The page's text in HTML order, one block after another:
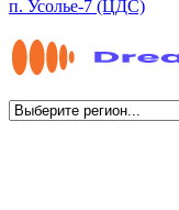
п. Усолье-7 (ЦДС)